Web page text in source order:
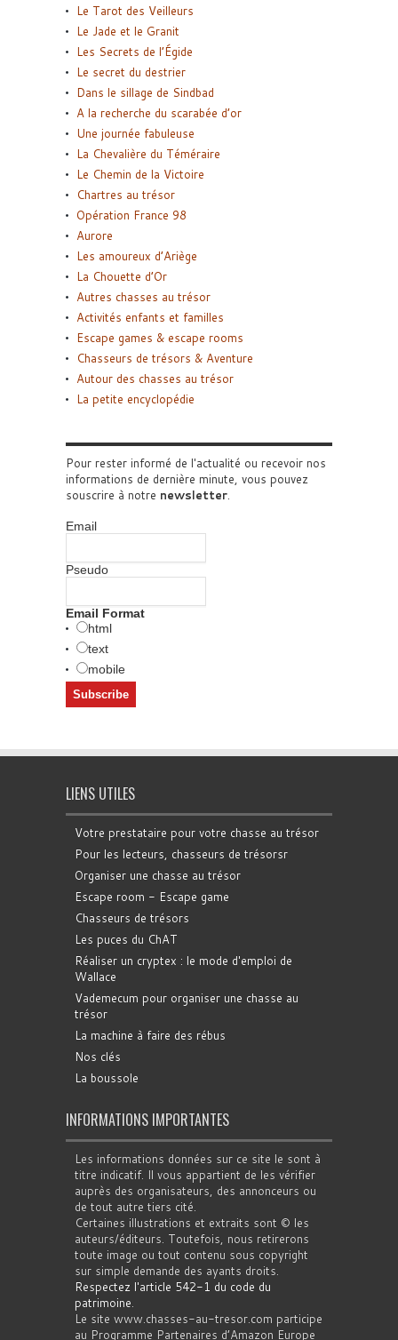
Le Tarot des Veilleurs
Le Jade et le Granit
Les Secrets de l’Égide
Le secret du destrier
Dans le sillage de Sindbad
A la recherche du scarabée d’or
Une journée fabuleuse
La Chevalière du Téméraire
Le Chemin de la Victoire
Chartres au trésor
Opération France 98
Aurore
Les amoureux d’Ariège
La Chouette d’Or
Autres chasses au trésor
Activités enfants et familles
Escape games & escape rooms
Chasseurs de trésors & Aventure
Autour des chasses au trésor
La petite encyclopédie
Pour rester informé de l'actualité ou recevoir nos
informations de dernière minute, vous pouvez
souscrire à notre newsletter.
Email
Pseudo
Email Format
html
text
mobile
LIENS UTILES
Votre prestataire pour votre chasse au trésor
Pour les lecteurs, chasseurs de trésorsr
Organiser une chasse au trésor
Escape room - Escape game
Chasseurs de trésors
Les puces du ChAT
Réaliser un cryptex : le mode d'emploi de
Wallace
Vademecum pour organiser une chasse au
trésor
La machine à faire des rébus
Nos clés
La boussole
INFORMATIONS IMPORTANTES
Les informations données sur ce site le sont à
titre indicatif. Il vous appartient de les vérifier
auprès des organisateurs, des annonceurs ou
de tout autre tiers cité.
Certaines illustrations et extraits sont © les
auteurs/éditeurs. Toutefois, nous retirerons
toute image ou tout contenu sous copyright
sur simple demande des ayants droits.
Respectez l'article 542-1 du code du
patrimoine.
Le site www.chasses-au-tresor.com participe
au Programme Partenaires d’Amazon Europe